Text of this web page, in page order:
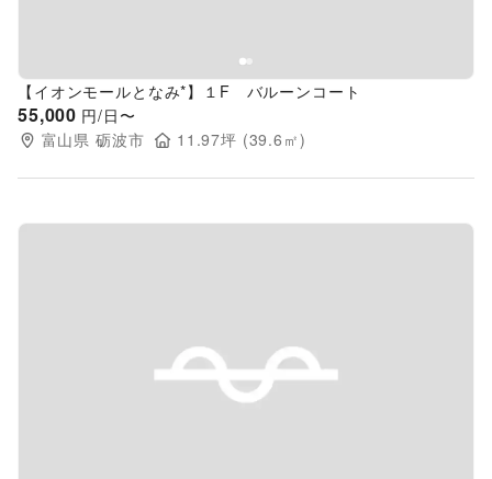
【イオンモールとなみ*】１F バルーンコート
55,000 円/日〜
富山県 砺波市 11.97坪 (39.6 ㎡)
Previous slide